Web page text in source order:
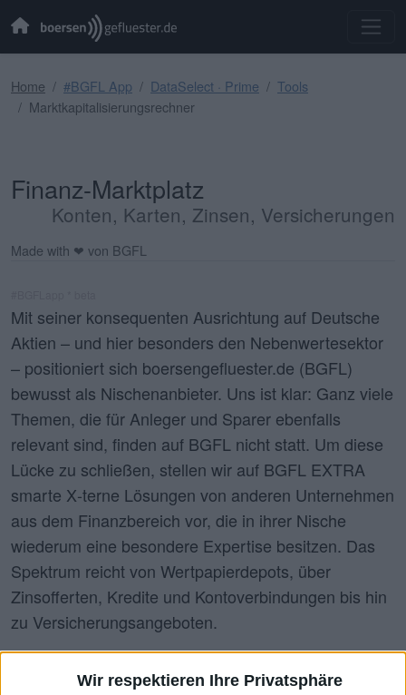
Wir respektieren Ihre Privatsphäre
Home #BGFL App DataSelect · Prime
Tools
Marktkapitalisierungsrechner
Finanz-Marktplatz
Konten, Karten, Zinsen, Versicherungen
Made with ❤ von BGFL
Mit seiner konsequenten Ausrichtung auf Deutsche
Aktien – und hier besonders den Nebenwertesektor
– positioniert sich boersengefluester.de (BGFL)
bewusst als Nischenanbieter. Uns ist klar: Ganz viele
Themen, die für Anleger und Sparer ebenfalls
relevant sind, finden auf BGFL nicht statt. Um diese
Lücke zu schließen, stellen wir auf BGFL EXTRA
smarte X-terne Lösungen von anderen Unternehmen
aus dem Finanzbereich vor, die in ihrer Nische
wiederum eine besondere Expertise besitzen. Das
Spektrum reicht von Wertpapierdepots, über
Zinsofferten, Kredite und Kontoverbindungen bis hin
zu Versicherungsangeboten.
Vergleichsübersichten/-rechner